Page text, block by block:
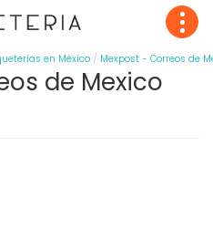
en México Mexpost - Correos de
de Mexico